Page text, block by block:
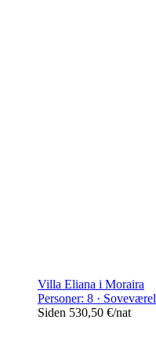
Villa Eliana i Moraira
Personer: 8 ·
Siden 530,50 €/nat